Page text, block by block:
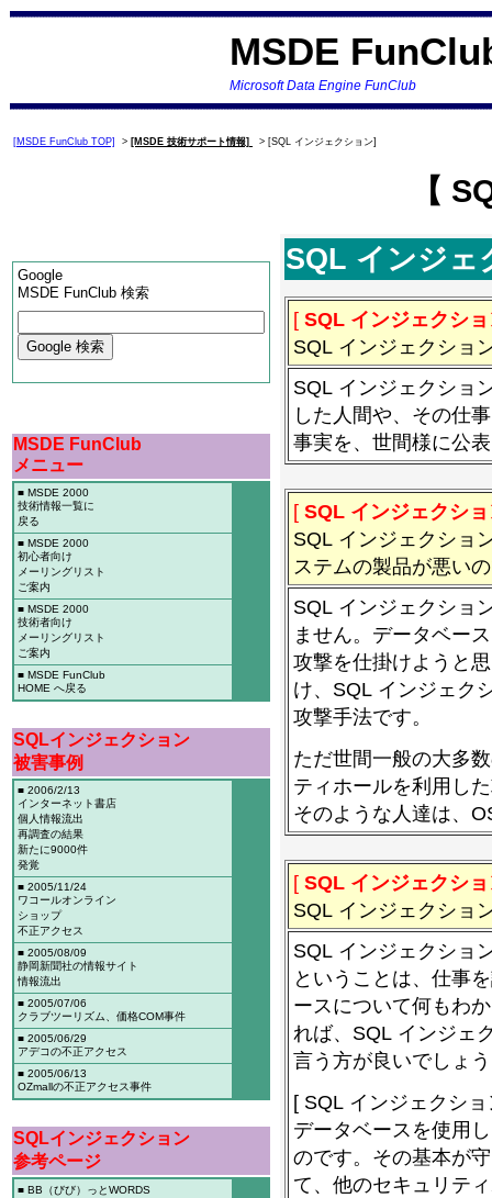
MSDE
Microsoft Data Engine FunClub
[MSDE FunClub TOP] > [MSDE 技術サポート情報] > [SQL インジェクション]
【
Google
MSDE FunClub 検索
MSDE FunClub
メニュー
■ MSDE 2000
技術情報一覧に
戻る
■ MSDE 2000
初心者向け
メーリングリスト
ご案内
■ MSDE 2000
技術者向け
メーリングリスト
ご案内
■ MSDE FunClub
HOME へ戻る
SQLインジェクション
被害事例
■ 2006/2/13
インターネット書店
個人情報流出
再調査の結果
新たに9000件
発覚
■ 2005/11/24
ワコールオンライン
ショップ
不正アクセス
■ 2005/08/09
静岡新聞社の情報サイト
情報流出
■ 2005/07/06
クラブツーリズム、価格COM事件
■ 2005/06/29
アデコの不正アクセス
■ 2005/06/13
OZmallの不正アクセス事件
SQLインジェクション
参考ページ
■ BB（びび）っとWORDS
SQL インジェ
[ SQL インジェクシ
SQL インジェクショ
SQL インジェクショ
した人間や、その仕
事実を、世間様に公
[ SQL インジェクシ
SQL インジェクショ
ステムの製品が悪い
SQL インジェクショ
ません。データベー
攻撃を仕掛けようと
け、SQL インジェク
攻撃手法です。
ただ世間一般の大多
ティホールを利用し
そのような人達は、
[ SQL インジェクシ
SQL インジェクショ
SQL インジェクショ
ということは、仕事
ースについて何もわ
れば、SQL インジェ
言う方が良いでしょ
[ SQL インジェクシ
データベースを使用
のです。その基本が
て、他のセキュリテ